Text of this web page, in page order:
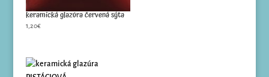
keramická glazúra červená sýta
1,20€